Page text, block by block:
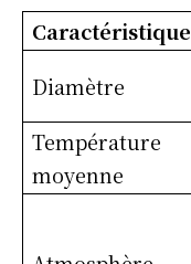
Caractéristique
Diamètre
Température
moyenne